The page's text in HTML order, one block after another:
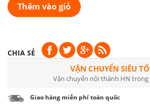
Thêm vào giỏ
CHIA SẺ
VẬN CHUYỂN SIÊU
Vận chuyển nội thành HN trong
Giao hàng miễn phí toàn quốc